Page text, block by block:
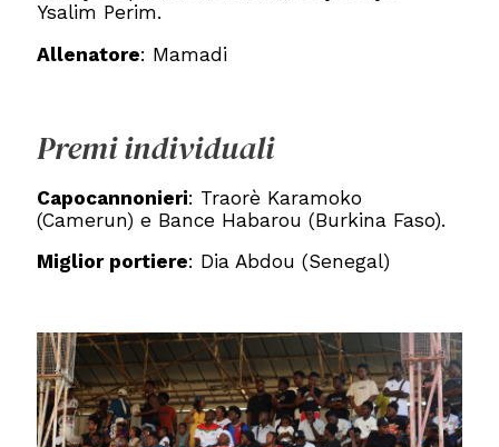
Ysalim Perim.
Allenatore: Mamadi
Premi individuali
Capocannonieri: Traorè Karamoko
(Camerun) e Bance Habarou (Burkina Faso).
Miglior portiere: Dia Abdou (Senegal)